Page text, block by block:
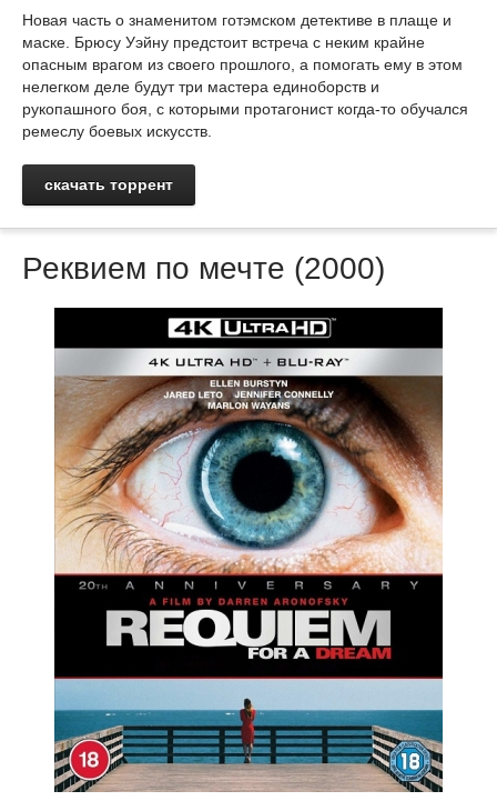
Новая часть о знаменитом готэмском детективе в плаще и
маске. Брюсу Уэйну предстоит встреча с неким крайне
опасным врагом из своего прошлого, а помогать ему в этом
нелегком деле будут три мастера единоборств и
рукопашного боя, с которыми протагонист когда-то обучался
ремеслу боевых искусств.
скачать торрент
Реквием по мечте (2000)